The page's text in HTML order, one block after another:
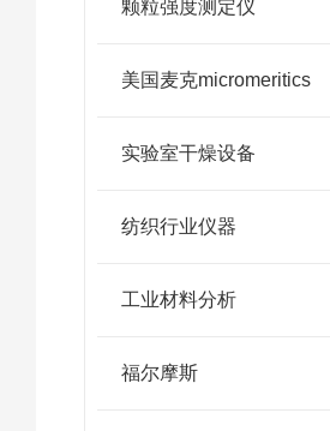
颗粒强度测定仪
美国麦克micromeritics
实验室干燥设备
纺织行业仪器
工业材料分析
福尔摩斯